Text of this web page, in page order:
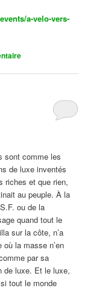
a-velo-vers-
sont comme les
de luxe inventés
riches et que rien,
au peuple. À la
ou de la
quand tout le
sur la côte, n’a
où la masse n’en
par sa
de luxe. Et le luxe,
tout le monde